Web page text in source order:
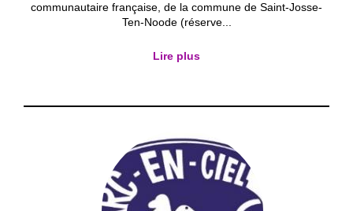
communautaire française, de la commune de Saint-Josse-
Ten-Noode (réserve...
Lire plus